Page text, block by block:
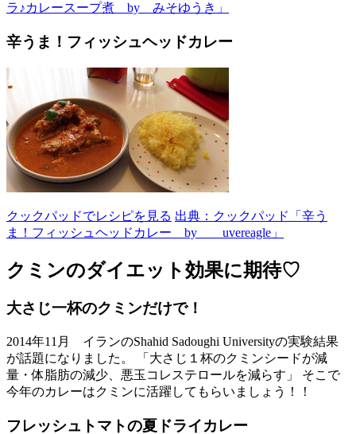
ラ♪カレースープ煮 by みそゆうき」
辛うま！フィッシュヘッドカレー
クックパッドでレシピを見る 出典：クックパッド「辛う
ま！フィッシュヘッドカレー by uvereagle」
クミンのダイエット効果に期待♡
大さじ一杯のクミンだけで！
2014年11月 イランのShahid Sadoughi Universityの実験結果
が話題になりました。 「大さじ１杯のクミンシードが減
量・体脂肪の減少、悪玉コレステロールを減らす」 そこで
今年のカレーはクミンに活躍してもらいましょう！！
フレッシュトマトの夏ドライカレー